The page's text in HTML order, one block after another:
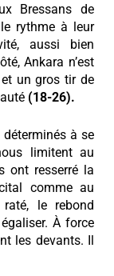
Bressans de
rythme à leur
aussi bien
Ankara n’est
un gros tir de
(18-26).
à se
limitent au
ont resserré la
comme au
le rebond
À force
les devants. Il